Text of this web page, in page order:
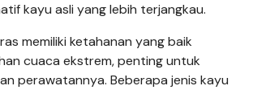
kayu asli yang lebih terjangkau.
memiliki ketahanan yang baik
cuaca ekstrem, penting untuk
perawatannya. Beberapa jenis kayu